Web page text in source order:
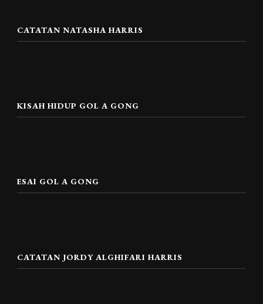
CATATAN NATASHA HARRIS
KISAH HIDUP GOL A GONG
ESAI GOL A GONG
CATATAN JORDY ALGHIFARI HARRIS